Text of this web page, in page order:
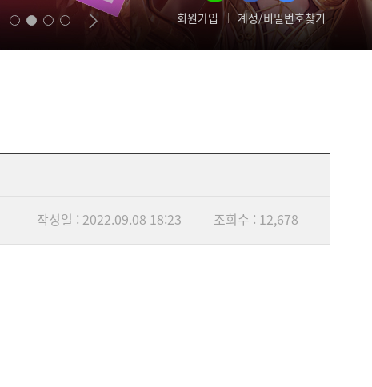
회원가입 계정/비밀번호찾기
작성일 : 2022.09.08 18:23 조회수 : 12,678